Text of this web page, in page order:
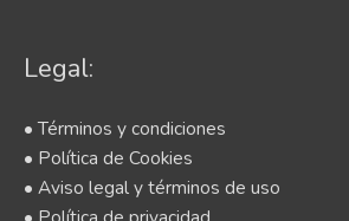
Legal:
• Términos y condiciones
• Política de Cookies
• Aviso legal y términos de uso